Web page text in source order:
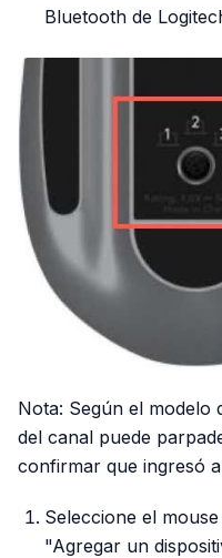
Bluetooth de
Nota: Según el modelo
del canal puede
confirmar que ingresó
Seleccione el
"Agregar un